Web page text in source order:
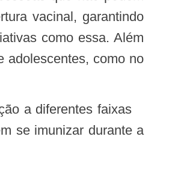
vacinal, garantindo
como essa. Além
adolescentes, como no
se imunizar durante a